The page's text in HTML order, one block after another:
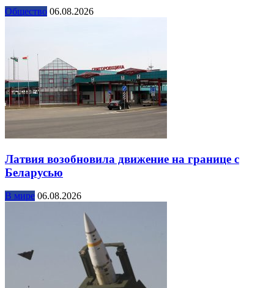
Общество 06.08.2026
Латвия возобновила движение на границе с
Беларусью
В мире 06.08.2026